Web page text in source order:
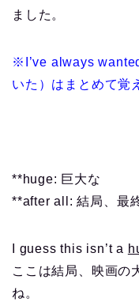
ました。
※I’ve always
いた）はまとめて覚
**huge: 巨大な
**after all: 結局、最
I guess this isn’t a
ここは結局、映画の
ね。